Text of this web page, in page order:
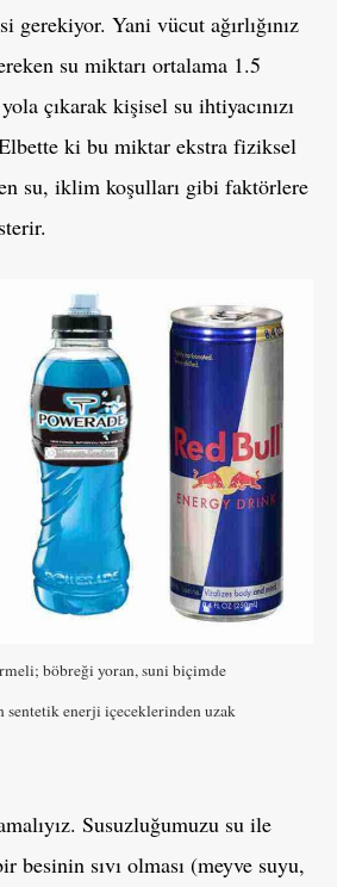
gerekiyor. Yani vücut ağırlığınız
su miktarı ortalama 1.5
çıkarak kişisel su ihtiyacınızı
ki bu miktar ekstra fiziksel
su, iklim koşulları gibi faktörlere
böbreği yoran, suni biçimde
sentetik enerji içeceklerinden uzak
Susuzluğumuzu su ile
besinin sıvı olması (meyve suyu,